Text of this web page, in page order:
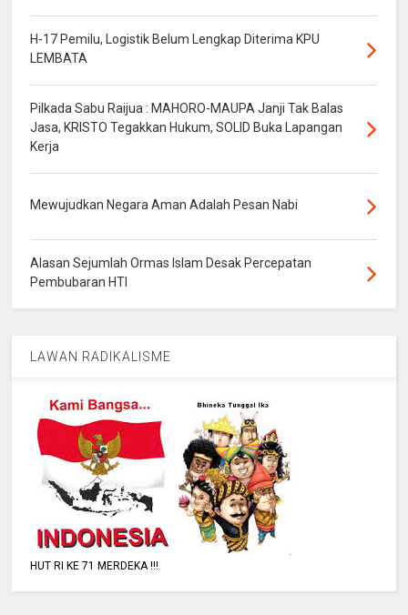
kerja, dan kerja demi kemajuan Indonesia," tambah Rini.
“BUMN juga harus lebih berperan aktif dalam mencetak
generasi muda bangsa yang produktif, kreatif, dan
bertujuan untuk mewadahi sekaligus mengajak para
karyawan muda BUMN berkontribusi membangun
negeri," tutur Rini.
H-17 Pemilu, Logistik Belum Lengkap Diterima KPU
LEMBATA
Pilkada Sabu Raijua : MAHORO-MAUPA Janji Tak Balas
Jasa, KRISTO Tegakkan Hukum, SOLID Buka Lapangan
Kerja
Mewujudkan Negara Aman Adalah Pesan Nabi
Alasan Sejumlah Ormas Islam Desak Percepatan
Pembubaran HTI
LAWAN RADIKALISME
HUT RI KE 71 MERDEKA !!!